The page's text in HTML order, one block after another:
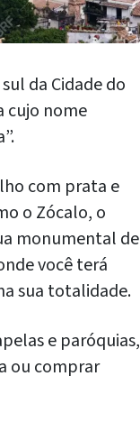
da Cidade do
cujo nome
com prata e
o Zócalo, o
monumental de
você terá
sua totalidade.
e paróquias,
ou comprar